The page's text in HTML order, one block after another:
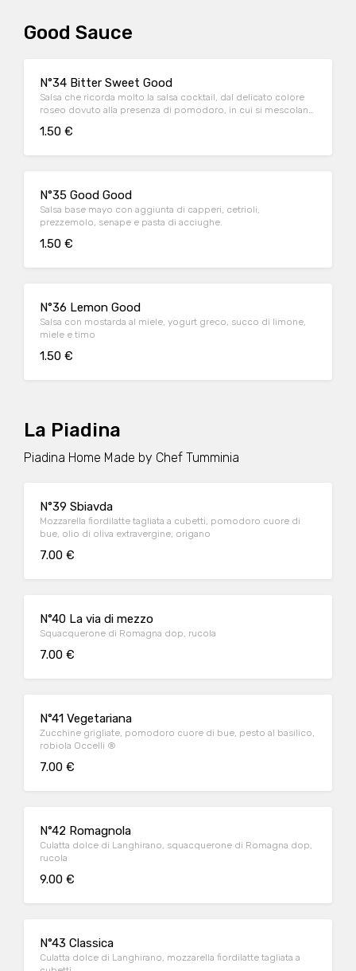
Good Sauce
N°34 Bitter Sweet Good
Salsa che ricorda molto la salsa cocktail, dal delicato colore
roseo dovuto alla presenza di pomodoro, in cui si mescolano
1.50 €
N°35 Good Good
Salsa base mayo con aggiunta di capperi, cetrioli,
prezzemolo, senape e pasta di acciughe.
1.50 €
N°36 Lemon Good
Salsa con mostarda al miele, yogurt greco, succo di limone,
miele e timo
1.50 €
La Piadina
Piadina Home Made by Chef Tumminia
N°39 Sbiavda
Mozzarella fiordilatte tagliata a cubetti, pomodoro cuore di
bue, olio di oliva extravergine, origano
7.00 €
N°40 La via di mezzo
Squacquerone di Romagna dop, rucola
7.00 €
N°41 Vegetariana
Zucchine grigliate, pomodoro cuore di bue, pesto al basilico,
robiola Occelli ®
7.00 €
N°42 Romagnola
Culatta dolce di Langhirano, squacquerone di Romagna dop,
rucola
9.00 €
N°43 Classica
Culatta dolce di Langhirano, mozzarella fiordilatte tagliata a